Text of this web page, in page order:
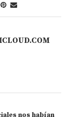
nos habían